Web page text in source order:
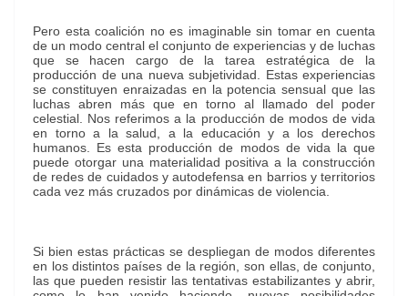
Pero esta coalición no es imaginable sin tomar en cuenta
de un modo central el conjunto de experiencias y de luchas
que se hacen cargo de la tarea estratégica de la
producción de una nueva subjetividad. Estas experiencias
se constituyen enraizadas en la potencia sensual que las
luchas abren más que en torno al llamado del poder
celestial. Nos referimos a la producción de modos de vida
en torno a la salud, a la educación y a los derechos
humanos. Es esta producción de modos de vida la que
puede otorgar una materialidad positiva a la construcción
de redes de cuidados y autodefensa en barrios y territorios
cada vez más cruzados por dinámicas de violencia.
Si bien estas prácticas se despliegan de modos diferentes
en los distintos países de la región, son ellas, de conjunto,
las que pueden resistir las tentativas estabilizantes y abrir,